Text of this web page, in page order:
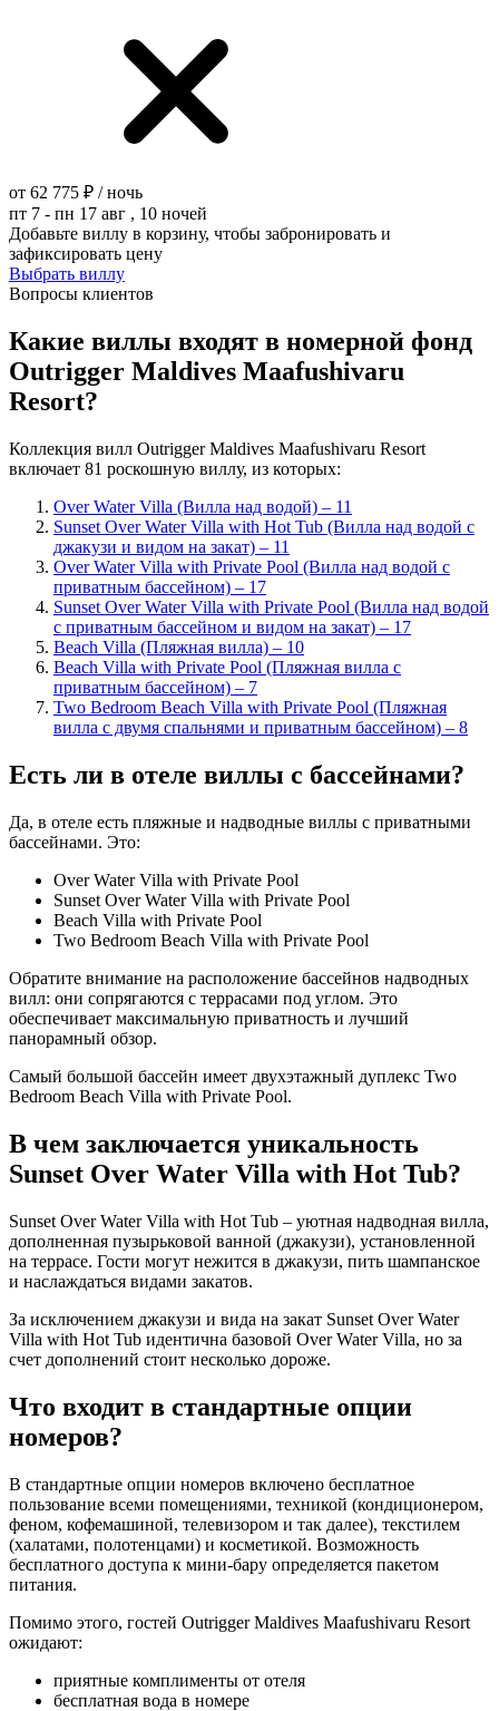
от 62 775 ₽ / ночь
пт 7 - пн 17 авг , 10 ночей
Добавьте виллу в корзину, чтобы забронировать и
зафиксировать цену
Выбрать виллу
Вопросы клиентов
Какие виллы входят в номерной фонд
Outrigger Maldives Maafushivaru
Resort?
Коллекция вилл Outrigger Maldives Maafushivaru Resort
включает 81 роскошную виллу, из которых:
Over Water Villa (Вилла над водой) – 11
Sunset Over Water Villa with Hot Tub (Вилла над водой с
джакузи и видом на закат) – 11
Over Water Villa with Private Pool (Вилла над водой с
приватным бассейном) – 17
Sunset Over Water Villa with Private Pool (Вилла над водой
с приватным бассейном и видом на закат) – 17
Beach Villa (Пляжная вилла) – 10
Beach Villa with Private Pool (Пляжная вилла с
приватным бассейном) – 7
Two Bedroom Beach Villa with Private Pool (Пляжная
вилла с двумя спальнями и приватным бассейном) – 8
Есть ли в отеле виллы с бассейнами?
Да, в отеле есть пляжные и надводные виллы с приватными
бассейнами. Это:
Over Water Villa with Private Pool
Sunset Over Water Villa with Private Pool
Beach Villa with Private Pool
Two Bedroom Beach Villa with Private Pool
Обратите внимание на расположение бассейнов надводных
вилл: они сопрягаются с террасами под углом. Это
обеспечивает максимальную приватность и лучший
панорамный обзор.
Самый большой бассейн имеет двухэтажный дуплекс Two
Bedroom Beach Villa with Private Pool.
В чем заключается уникальность
Sunset Over Water Villa with Hot Tub?
Sunset Over Water Villa with Hot Tub – уютная надводная вилла,
дополненная пузырьковой ванной (джакузи), установленной
на террасе. Гости могут нежится в джакузи, пить шампанское
и наслаждаться видами закатов.
За исключением джакузи и вида на закат Sunset Over Water
Villa with Hot Tub идентична базовой Over Water Villa, но за
счет дополнений стоит несколько дороже.
Что входит в стандартные опции
номеров?
В стандартные опции номеров включено бесплатное
пользование всеми помещениями, техникой (кондиционером,
феном, кофемашиной, телевизором и так далее), текстилем
(халатами, полотенцами) и косметикой. Возможность
бесплатного доступа к мини-бару определяется пакетом
питания.
Помимо этого, гостей Outrigger Maldives Maafushivaru Resort
ожидают:
приятные комплименты от отеля
бесплатная вода в номере